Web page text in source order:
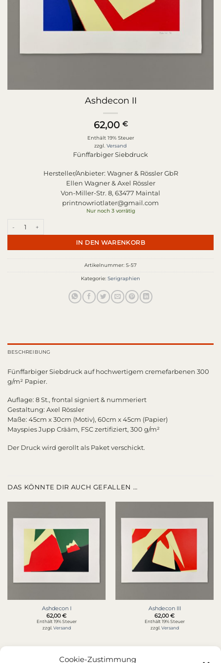
Cookie-Zustimmung
Ashdecon II
62,00 €
Enthält 19% Steuer
zzgl. Versand
Fünffarbiger Siebdruck
Hersteller/Anbieter: Wagner & Rössler GbR
Ellen Wagner & Axel Rössler
Von-Miller-Str. 8, 63477 Maintal
printnowriotlater@gmail.com
Nur noch 3 vorrätig
IN DEN WARENKORB
Artikelnummer: S-57
Kategorie: Serigraphien
BESCHREIBUNG
Fünffarbiger Siebdruck auf hochwertigem cremefarbenen 300
g/m² Papier.
Auflage: 8 St., frontal signiert & nummeriert
Gestaltung: Axel Rössler
Maße: 45cm x 30cm (Motiv), 60cm x 45cm (Papier)
Mayspies Jupp Crääm, FSC zertifiziert, 300 g/m²
Der Druck wird gerollt als Paket verschickt.
DAS KÖNNTE DIR AUCH GEFALLEN …
Ashdecon I
62,00€
Enthält 19% Steuer
zzgl. Versand
Ashdecon III
62,00€
Enthält 19% Steuer
zzgl. Versand